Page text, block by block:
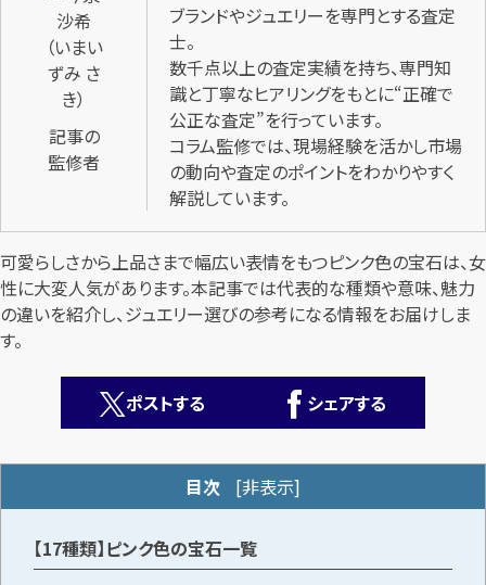
カンタン無料
記事の
監修者
ブランドやジュエリーを専門とする査定
士。
数千点以上の査定実績を持ち、専門知
識と丁寧なヒアリングをもとに“正確で
公正な査定”を行っています。
コラム監修では、現場経験を活かし市場
の動向や査定のポイントをわかりやすく
解説しています。
可愛らしさから上品さまで幅広い表情をもつピンク色の宝石は、女
性に大変人気があります。本記事では代表的な種類や意味、魅力
の違いを紹介し、ジュエリー選びの参考になる情報をお届けしま
す。
ポストする シェアする
目次 [非表示]
【17種類】ピンク色の宝石一覧